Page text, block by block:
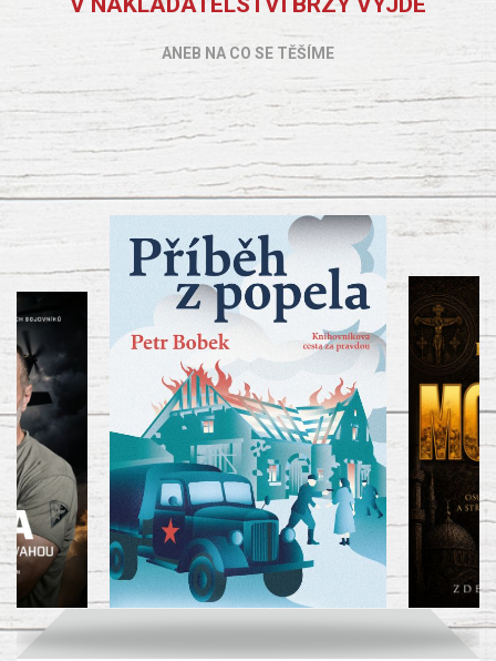
ANEB NA CO SE TĚŠÍME